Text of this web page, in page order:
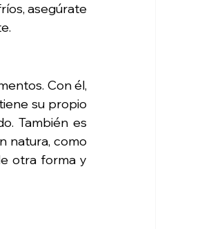
asegúrate
Con él,
su propio
También es
natura, como
otra forma y